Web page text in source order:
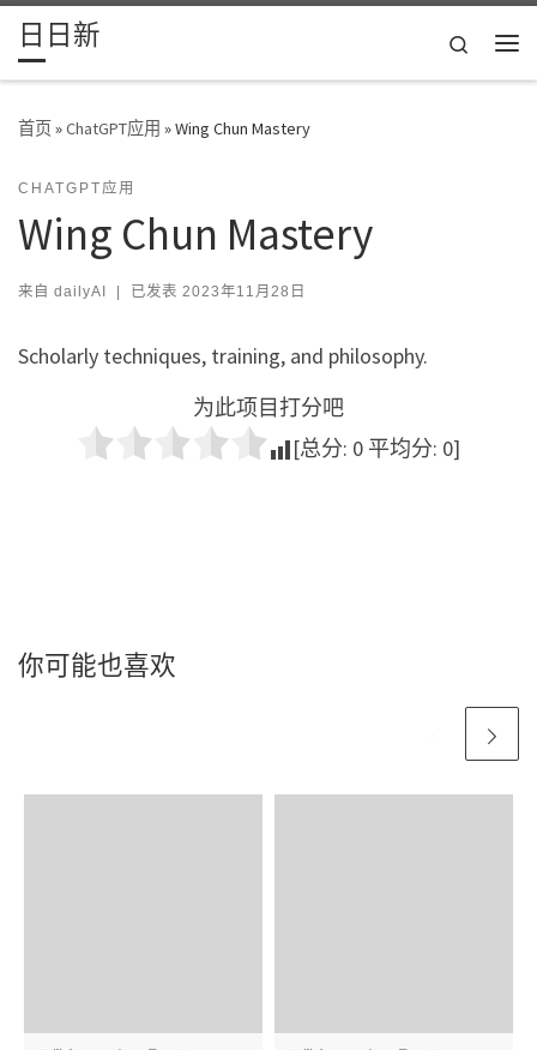
Skip to content
日日新
Search
首页»ChatGPT应用 »Wing Chun Mastery
CHATGPT应用
Wing Chun Mastery
来自 dailyAI | 已发表 2023年11月28日
Scholarly techniques, training, and philosophy.
为此项目打分吧
[总分: 0 平均分: 0]
你可能也喜欢